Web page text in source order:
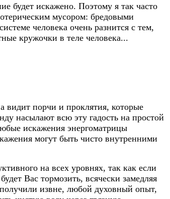
будет искажено. Поэтому я так часто
мусором: бредовыми
человека очень разнится с тем,
кружочки в теле человека...
видит порчи и проклятия, которые
насылают всю эту гадость на простой
искажения энергоматрицы
могут быть чисто внутренними
на всех уровнях, так как если
Вас тормозить, всячески замедляя
извне, любой духовный опыт,